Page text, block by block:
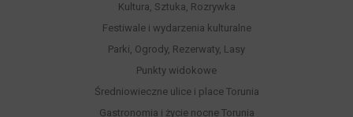
Kultura, Sztuka, Rozrywka
Festiwale i wydarzenia kulturalne
Parki, Ogrody, Rezerwaty, Lasy
Punkty widokowe
Średniowieczne ulice i place Torunia
Gastronomia i życie nocne Torunia